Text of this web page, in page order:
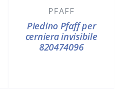
PFAFF
Piedino Pfaff per
cerniera invisibile
820474096